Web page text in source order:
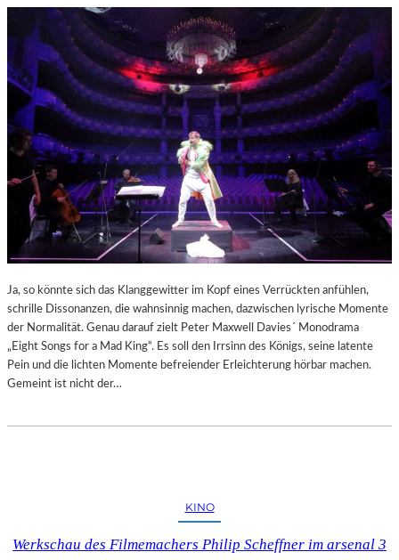
Ja, so könnte sich das Klanggewitter im Kopf eines Verrückten anfühlen,
schrille Dissonanzen, die wahnsinnig machen, dazwischen lyrische Momente
der Normalität. Genau darauf zielt Peter Maxwell Davies´ Monodrama
„Eight Songs for a Mad King“. Es soll den Irrsinn des Königs, seine latente
Pein und die lichten Momente befreiender Erleichterung hörbar machen.
Gemeint ist nicht der…
KINO
Werkschau des Filmemachers Philip Scheffner im arsenal 3